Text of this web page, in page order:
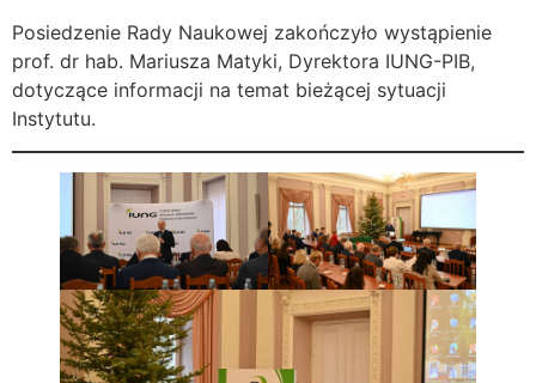
Posiedzenie Rady Naukowej zakończyło wystąpienie
prof. dr hab. Mariusza Matyki, Dyrektora IUNG-PIB,
dotyczące informacji na temat bieżącej sytuacji
Instytutu.